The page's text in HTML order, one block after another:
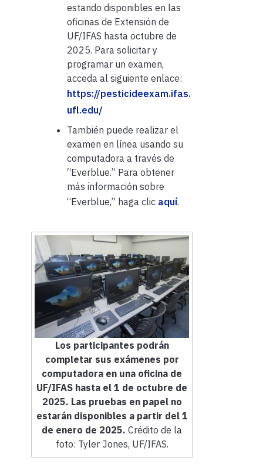
estando disponibles en las
oficinas de Extensión de
UF/IFAS hasta octubre de
2025. Para solicitar y
programar un examen,
acceda al siguiente enlace:
https://pesticideexam.ifas.
ufl.edu/
También puede realizar el
examen en línea usando su
computadora a través de
“Everblue.” Para obtener
más información sobre
“Everblue,” haga clic aquí.
Los participantes podrán
completar sus exámenes por
computadora en una oficina de
UF/IFAS hasta el 1 de octubre de
2025. Las pruebas en papel no
estarán disponibles a partir del 1
de enero de 2025. Crédito de la
foto: Tyler Jones, UF/IFAS.